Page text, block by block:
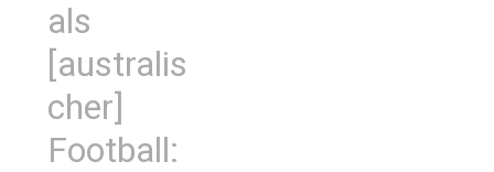
als
[australis
cher]
Football: